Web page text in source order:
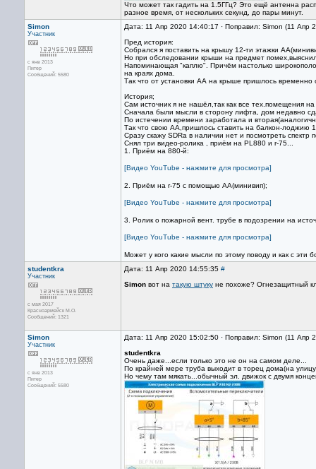
Что может так гадить на 1.5ГГц? Это ещё антенна
разное время, от нескольких секунд, до пары минут.
Simon
Участник
с янв 2013
Питер
Сообщений: 5580
Дата: 11 Апр 2020 14:40:17 · Поправил: Simon (11 Апр
Пред история:
Собрался я поставить на крышу 12-ти этажки
Но при обследовании крыши на предмет
Напоминающая "каплю". Причём настолько
на краях дома.
Так что от установки АА на крыше пришлось временно
История;
Сам источник я не нашёл,так как все тех.помещения
Сначала были мысли в сторону лифта, дом недавно
По истечении времени заработала и
Так что свою АА,пришлось ставить на балкон-лоджию
Сразу скажу SDRа в наличии нет и посмотреть
Снял три видео-ролика , приём на PL880 и r-75...
1. Приём на 880-й:
[Видео YouTube - нажмите для просмотра]
2. Приём на r-75 с помощью АА(минивип);
[Видео YouTube - нажмите для просмотра]
3. Ролик о пожарной вент. трубе в подозрении на
[Видео YouTube - нажмите для просмотра]
Может у кого какие мысли по этому поводу и как с эти
studentkra
Участник
с мая 2017
Красноармейск М.О.
Сообщений: 1321
Дата: 11 Апр 2020 14:55:35 #
Simon вот на такую штуку не похоже? Огнезащитный
Simon
Участник
с янв 2013
Питер
Сообщений: 5580
Дата: 11 Апр 2020 15:02:50 · Поправил: Simon (11 Апр
studentkra
Очень даже...если только это не он на самом деле...
По крайней мере труба выходит в торец дома(на
Но чему там мякать...обычный эл. движок с двумя